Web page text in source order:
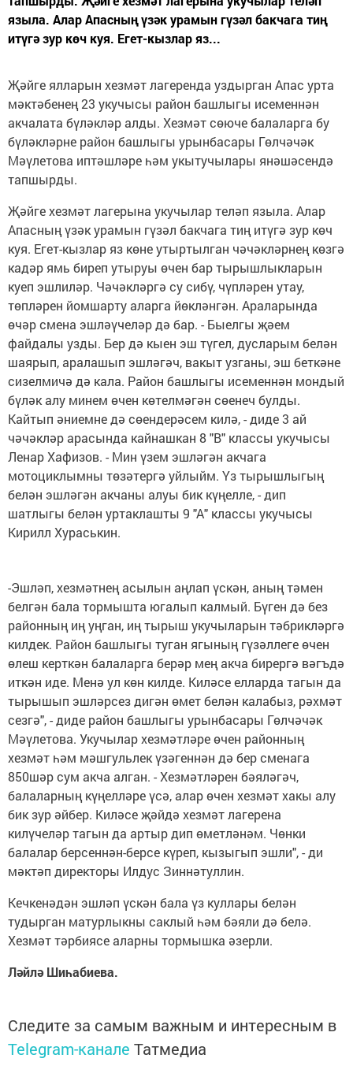
языла. Алар Апасның үзәк урамын гүзәл бакчага тиң
итүгә зур көч куя. Егет-кызлар яз...
Җәйге ялларын хезмәт лагеренда уздырган Апас урта
мәктәбенең 23 укучысы район башлыгы исеменнән
акчалата бүләкләр алды. Хезмәт сөюче балаларга бу
бүләкләрне район башлыгы урынбасары Гөлчәчәк
Мәүлетова иптәшләре һәм укытучылары янәшәсендә
тапшырды.
Җәйге хезмәт лагерына укучылар теләп языла. Алар
Апасның үзәк урамын гүзәл бакчага тиң итүгә зур көч
куя. Егет-кызлар яз көне утыртылган чәчәкләрнең көзгә
кадәр ямь биреп утыруы өчен бар тырышлыкларын
куеп эшлиләр. Чәчәкләргә су сибү, чүпләрен утау,
төпләрен йомшарту аларга йөкләнгән. Араларында
өчәр смена эшләүчеләр дә бар. - Быелгы җәем
файдалы узды. Бер дә кыен эш түгел, дусларым белән
шаярып, аралашып эшләгәч, вакыт узганы, эш беткәне
сизелмичә дә кала. Район башлыгы исеменнән мондый
бүләк алу минем өчен көтелмәгән сөенеч булды.
Кайтып әниемне дә сөендерәсем килә, - диде 3 ай
чәчәкләр арасында кайнашкан 8 "В" классы укучысы
Ленар Хафизов. - Мин үзем эшләгән акчага
мотоциклымны төзәтергә уйлыйм. Үз тырышлыгың
белән эшләгән акчаны алуы бик күңелле, - дип
шатлыгы белән уртаклашты 9 "А" классы укучысы
Кирилл Хураськин.
-Эшләп, хезмәтнең асылын аңлап үскән, аның тәмен
белгән бала тормышта югалып калмый. Бүген дә без
районның иң уңган, иң тырыш укучыларын тәбрикләргә
килдек. Район башлыгы туган ягының гүзәллеге өчен
өлеш керткән балаларга берәр мең акча бирергә вәгъдә
иткән иде. Менә ул көн килде. Киләсе елларда тагын да
тырышып эшләрсез дигән өмет белән калабыз, рәхмәт
сезгә", - диде район башлыгы урынбасары Гөлчәчәк
Мәүлетова. Укучылар хезмәтләре өчен районның
хезмәт һәм мәшгульлек үзәгеннән дә бер сменага
850шәр сум акча алган. - Хезмәтләрен бәяләгәч,
балаларның күңелләре үсә, алар өчен хезмәт хакы алу
бик зур әйбер. Киләсе җәйдә хезмәт лагерена
килүчеләр тагын да артыр дип өметләнәм. Чөнки
балалар берсеннән-берсе күреп, кызыгып эшли", - ди
мәктәп директоры Илдус Зиннәтуллин.
Кечкенәдән эшләп үскән бала үз куллары белән
тудырган матурлыкны саклый һәм бәяли дә белә.
Хезмәт тәрбиясе аларны тормышка әзерли.
Ләйлә Шиһабиева.
Следите за самым важным и интересным в
Telegram-канале Татмедиа